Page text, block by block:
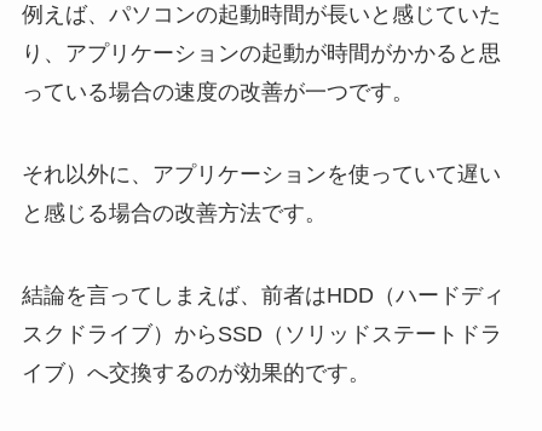
例えば、パソコンの起動時間が長いと感じていた
り、アプリケーションの起動が時間がかかると思
っている場合の速度の改善が一つです。
それ以外に、アプリケーションを使っていて遅い
と感じる場合の改善方法です。
結論を言ってしまえば、前者はHDD（ハードディ
スクドライブ）からSSD（ソリッドステートドラ
イブ）へ交換するのが効果的です。